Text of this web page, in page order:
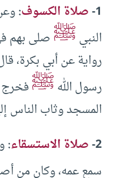
1- صلاة الكسوف:
النبيﷺ
رواية عن أبي
رسول اللهﷺفخرج
المسجد وثاب الناس
2- صلاة الاستسقاء:
سمع عمه، وكان من